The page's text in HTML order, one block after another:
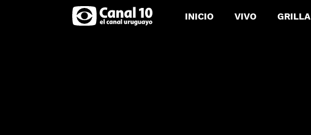
INICIO VIVO GRILLA